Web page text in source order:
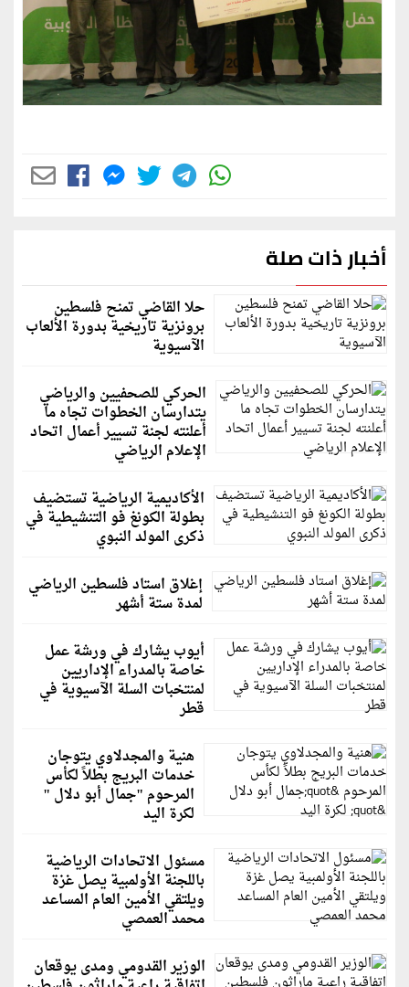
أخبار ذات صلة
حلا القاضي تمنح فلسطين
برونزية تاريخية بدورة الألعاب
الآسيوية
الحركي للصحفيين والرياضي
يتدارسان الخطوات تجاه ما
أعلنته لجنة تسيير أعمال اتحاد
الإعلام الرياضي
الأكاديمية الرياضية تستضيف
بطولة الكونغ فو التنشيطية في
ذكرى المولد النبوي
إغلاق استاد فلسطين الرياضي
لمدة ستة أشهر
أيوب يشارك في ورشة عمل
خاصة بالمدراء الإداريين
لمنتخبات السلة الآسيوية في
قطر
هنية والمجدلاوي يتوجان
خدمات البريج بطلاً لكأس
المرحوم "جمال أبو دلال "
لكرة اليد
مسئول الاتحادات الرياضية
باللجنة الأولمبية يصل غزة
ويلتقي الأمين العام المساعد
محمد العمصي
الوزير القدومي ومدى يوقعان